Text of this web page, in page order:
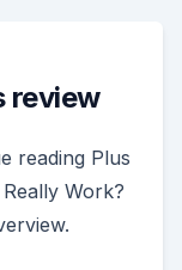
review
reading Plus
Work?